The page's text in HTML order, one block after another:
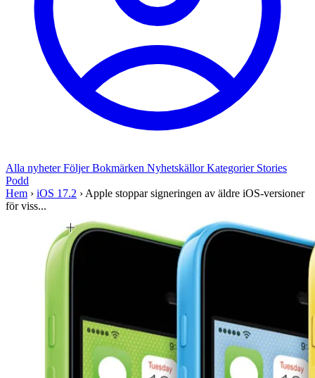
Alla nyheterFöljerBokmärken NyhetskällorKategorier Stories
Podd
Hem › iOS 17.2 › Apple stoppar signeringen av äldre iOS-versioner
för viss...